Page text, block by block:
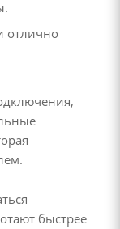
отлично
быстрее